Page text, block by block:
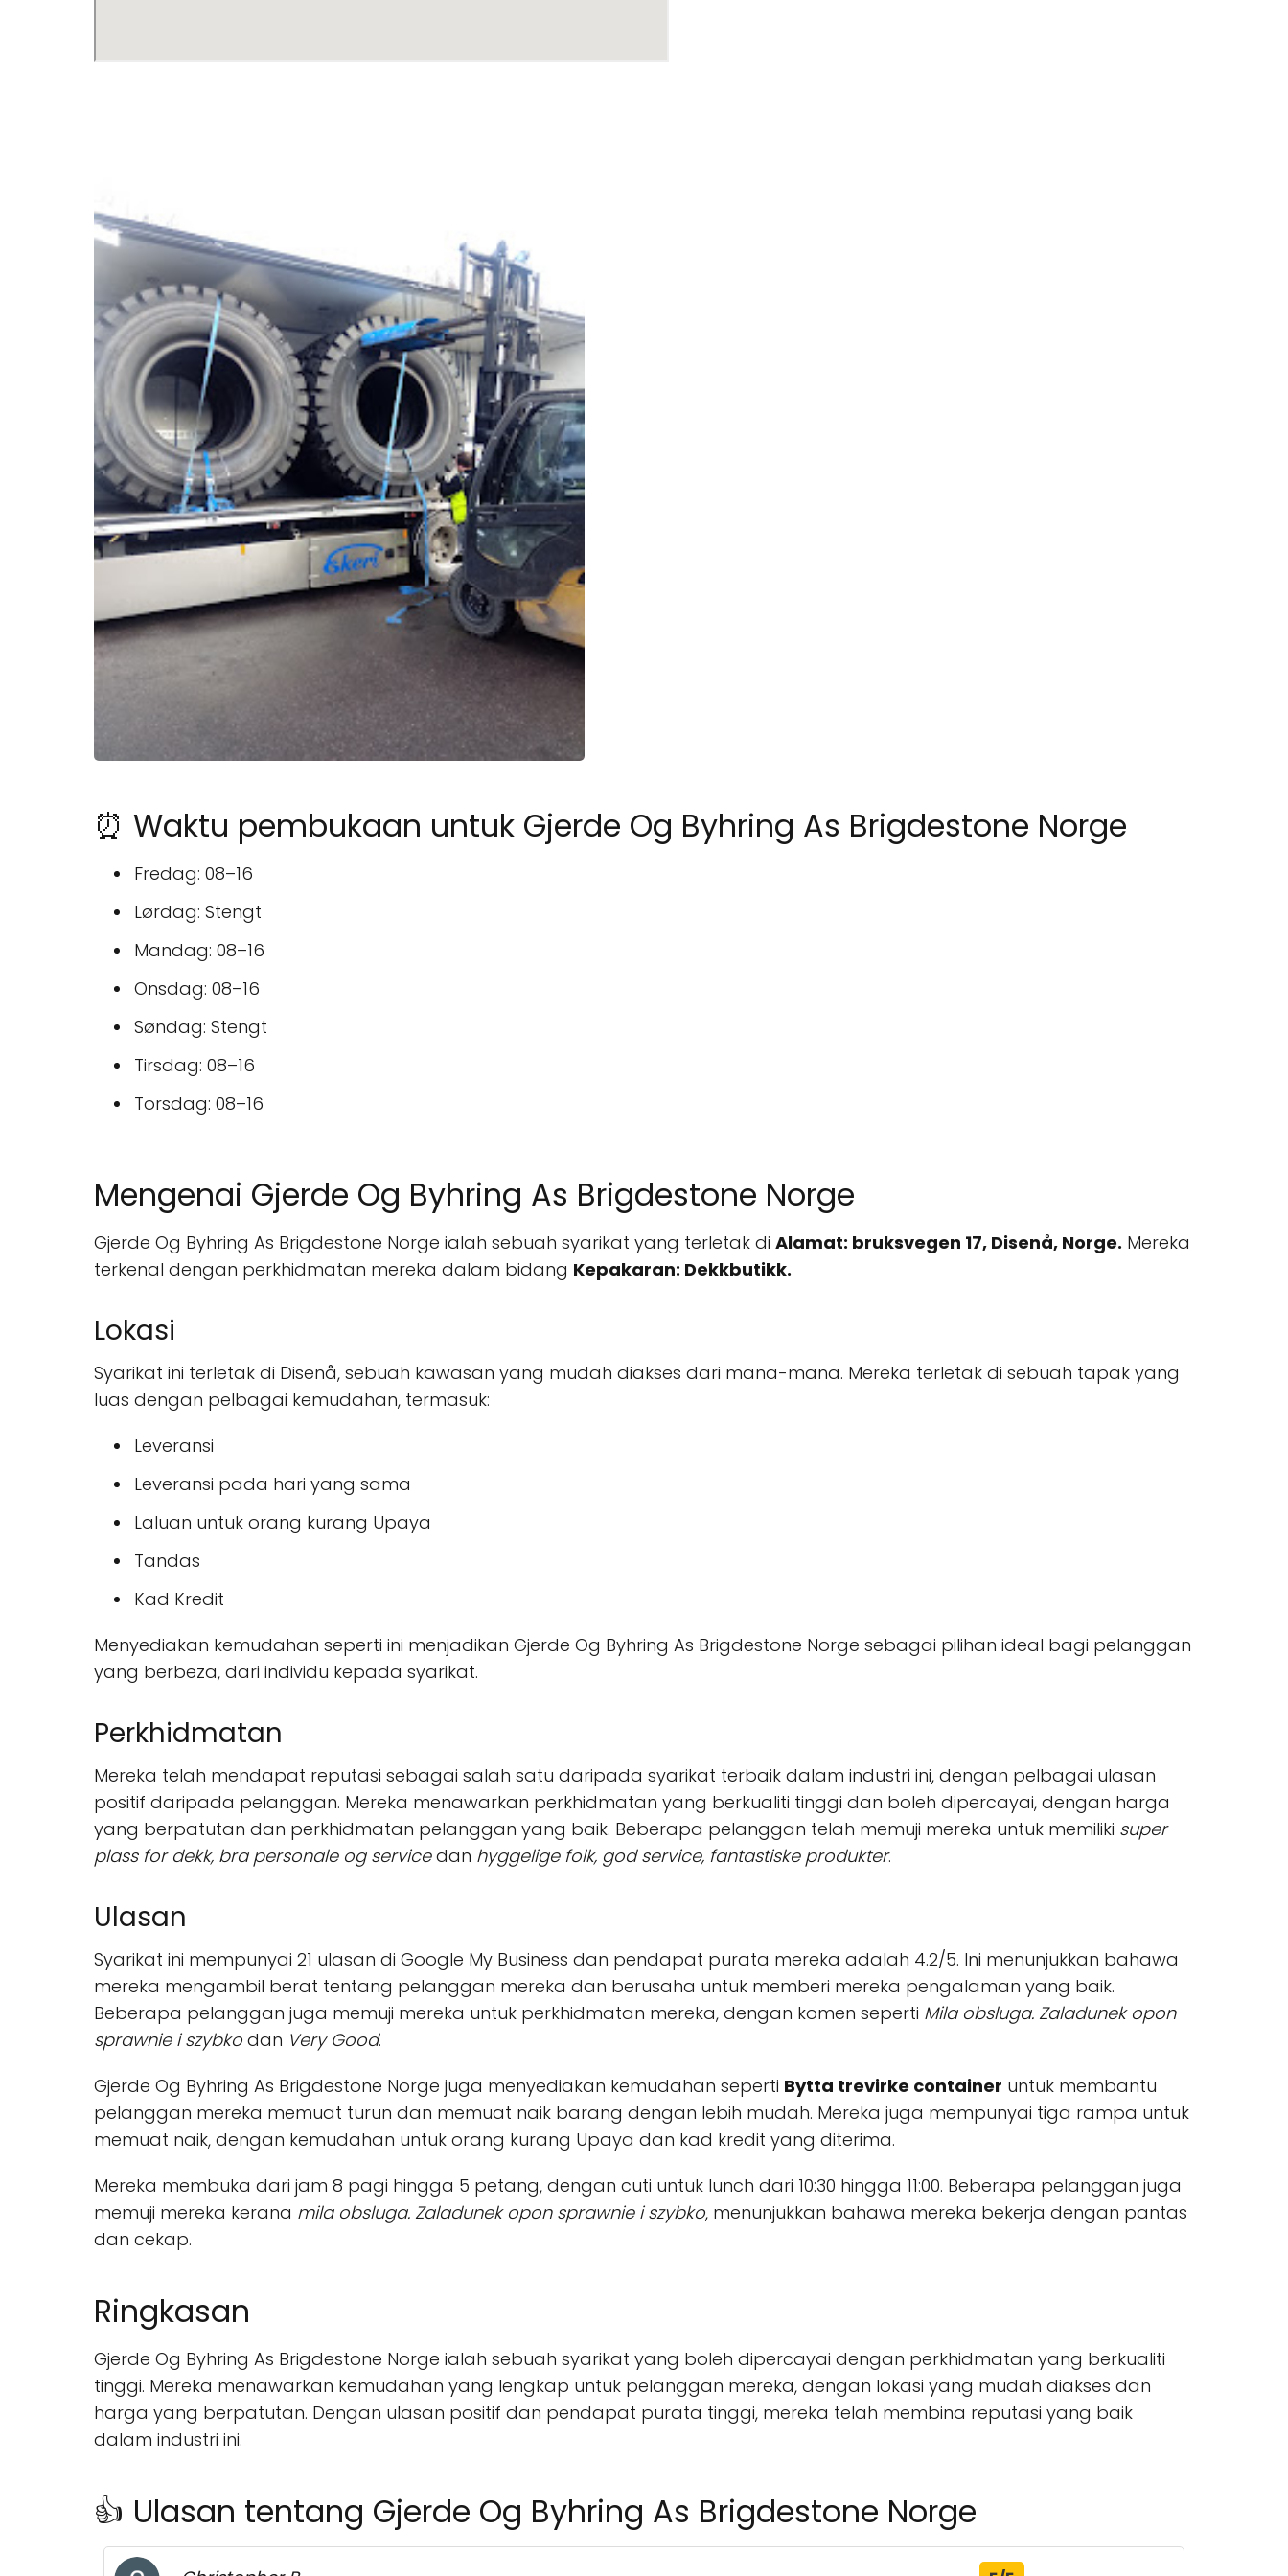
⏰ Waktu pembukaan untuk Gjerde Og Byhring As Brigdestone Norge
Fredag: 08–16
Lørdag: Stengt
Mandag: 08–16
Onsdag: 08–16
Søndag: Stengt
Tirsdag: 08–16
Torsdag: 08–16
Mengenai Gjerde Og Byhring As Brigdestone Norge
Gjerde Og Byhring As Brigdestone Norge ialah sebuah syarikat yang terletak di Alamat: bruksvegen 17, Disenå, Norge. Mereka
terkenal dengan perkhidmatan mereka dalam bidang Kepakaran: Dekkbutikk.
Lokasi
Syarikat ini terletak di Disenå, sebuah kawasan yang mudah diakses dari mana-mana. Mereka terletak di sebuah tapak yang
luas dengan pelbagai kemudahan, termasuk:
Leveransi
Leveransi pada hari yang sama
Laluan untuk orang kurang Upaya
Tandas
Kad Kredit
Menyediakan kemudahan seperti ini menjadikan Gjerde Og Byhring As Brigdestone Norge sebagai pilihan ideal bagi pelanggan
yang berbeza, dari individu kepada syarikat.
Perkhidmatan
Mereka telah mendapat reputasi sebagai salah satu daripada syarikat terbaik dalam industri ini, dengan pelbagai ulasan
positif daripada pelanggan. Mereka menawarkan perkhidmatan yang berkualiti tinggi dan boleh dipercayai, dengan harga
yang berpatutan dan perkhidmatan pelanggan yang baik. Beberapa pelanggan telah memuji mereka untuk memiliki super
plass for dekk, bra personale og servicedan hyggelige folk, god service, fantastiske produkter.
Ulasan
Syarikat ini mempunyai 21 ulasan di Google My Business dan pendapat purata mereka adalah 4.2/5. Ini menunjukkan bahawa
mereka mengambil berat tentang pelanggan mereka dan berusaha untuk memberi mereka pengalaman yang baik.
Beberapa pelanggan juga memuji mereka untuk perkhidmatan mereka, dengan komen seperti Mila obsluga. Zaladunek opon
sprawnie i szybko dan Very Good.
Gjerde Og Byhring As Brigdestone Norge juga menyediakan kemudahan seperti Bytta trevirke container untuk membantu
pelanggan mereka memuat turun dan memuat naik barang dengan lebih mudah. Mereka juga mempunyai tiga rampa untuk
memuat naik, dengan kemudahan untuk orang kurang Upaya dan kad kredit yang diterima.
Mereka membuka dari jam 8 pagi hingga 5 petang, dengan cuti untuk lunch dari 10:30 hingga 11:00. Beberapa pelanggan juga
memuji mereka kerana mila obsluga. Zaladunek opon sprawnie i szybko, menunjukkan bahawa mereka bekerja dengan pantas
dan cekap.
Ringkasan
Gjerde Og Byhring As Brigdestone Norge ialah sebuah syarikat yang boleh dipercayai dengan perkhidmatan yang berkualiti
tinggi. Mereka menawarkan kemudahan yang lengkap untuk pelanggan mereka, dengan lokasi yang mudah diakses dan
harga yang berpatutan. Dengan ulasan positif dan pendapat purata tinggi, mereka telah membina reputasi yang baik
dalam industri ini.
👍 Ulasan tentang Gjerde Og Byhring As Brigdestone Norge